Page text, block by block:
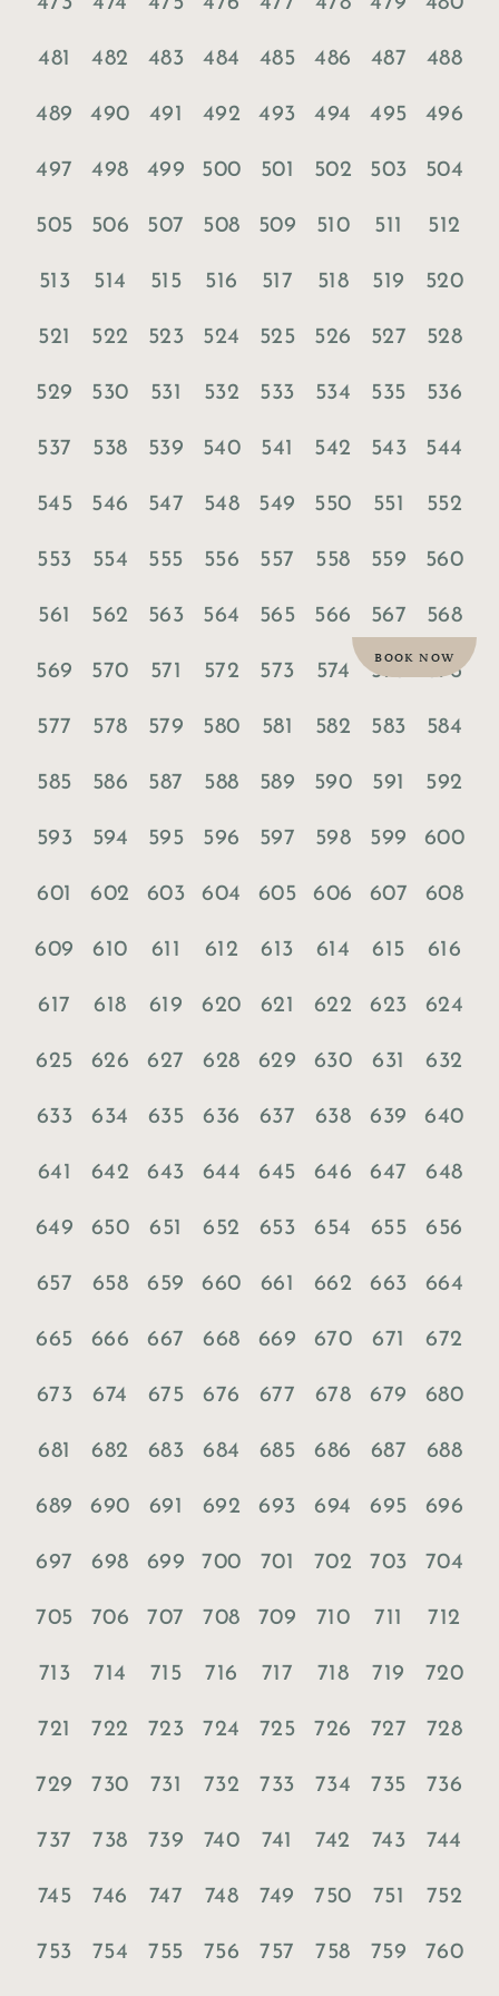
BOOK NOW
481 482 483 484 485 486 487 488
489 490 491 492 493 494 495 496
497 498 499 500 501 502 503 504
505 506 507 508 509 510 511 512
513 514 515 516 517 518 519 520
521 522 523 524 525 526 527 528
529 530 531 532 533 534 535 536
537 538 539 540 541 542 543 544
545 546 547 548 549 550 551 552
553 554 555 556 557 558 559 560
561 562 563 564 565 566 567 568
569 570 571 572 573 574 575 576
577 578 579 580 581 582 583 584
585 586 587 588 589 590 591 592
593 594 595 596 597 598 599 600
601 602 603 604 605 606 607 608
609 610 611 612 613 614 615 616
617 618 619 620 621 622 623 624
625 626 627 628 629 630 631 632
633 634 635 636 637 638 639 640
641 642 643 644 645 646 647 648
649 650 651 652 653 654 655 656
657 658 659 660 661 662 663 664
665 666 667 668 669 670 671 672
673 674 675 676 677 678 679 680
681 682 683 684 685 686 687 688
689 690 691 692 693 694 695 696
697 698 699 700 701 702 703 704
705 706 707 708 709 710 711 712
713 714 715 716 717 718 719 720
721 722 723 724 725 726 727 728
729 730 731 732 733 734 735 736
737 738 739 740 741 742 743 744
745 746 747 748 749 750 751 752
753 754 755 756 757 758 759 760